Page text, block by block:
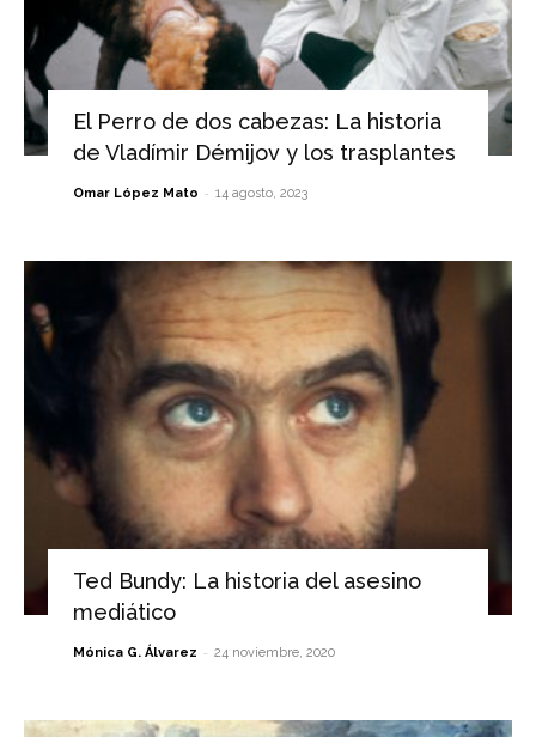
El Perro de dos cabezas: La historia
de Vladímir Démijov y los trasplantes
Omar López Mato - 14 agosto, 2023
Ted Bundy: La historia del asesino
mediático
Mónica G. Álvarez - 24 noviembre, 2020